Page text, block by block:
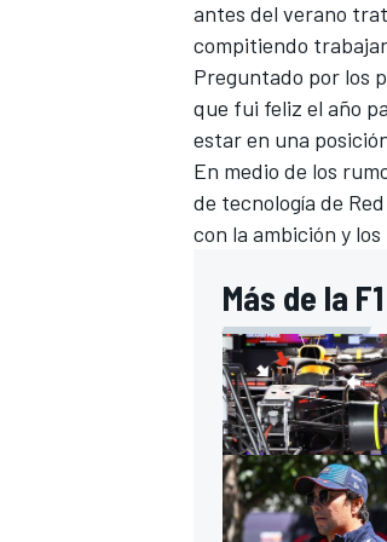
antes del verano
compitiendo
Preguntado por los
que fui feliz el año
estar en una
En medio de los
de tecnología de
con la ambición y
Más de la